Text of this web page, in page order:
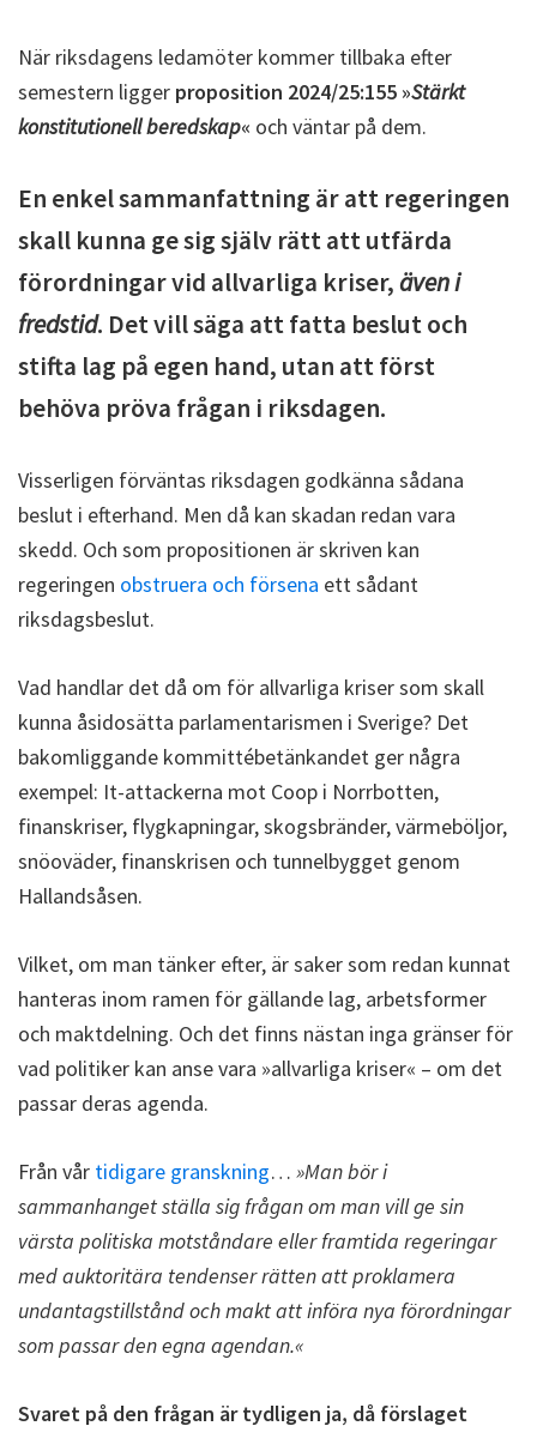
När riksdagens ledamöter kommer tillbaka efter
semestern ligger proposition 2024/25:155 »Stärkt
konstitutionell beredskap« och väntar på dem.
En enkel sammanfattning är att regeringen
skall kunna ge sig själv rätt att utfärda
förordningar vid allvarliga kriser,även i
fredstid. Det vill säga att fatta beslut och
stifta lag på egen hand, utan att först
behöva pröva frågan i riksdagen.
Visserligen förväntas riksdagen godkänna sådana
beslut i efterhand. Men då kan skadan redan vara
skedd. Och som propositionen är skriven kan
regeringen obstruera och försena ett sådant
riksdagsbeslut.
Vad handlar det då om för allvarliga kriser som skall
kunna åsidosätta parlamentarismen i Sverige? Det
bakomliggande kommittébetänkandet ger några
exempel: It-attackerna mot Coop i Norrbotten,
finanskriser, flygkapningar, skogsbränder, värmeböljor,
snöoväder, finanskrisen och tunnelbygget genom
Hallandsåsen.
Vilket, om man tänker efter, är saker som redan kunnat
hanteras inom ramen för gällande lag, arbetsformer
och maktdelning. Och det finns nästan inga gränser för
vad politiker kan anse vara »allvarliga kriser« – om det
passar deras agenda.
Från vår tidigare granskning… »Man bör i
sammanhanget ställa sig frågan om man vill ge sin
värsta politiska motståndare eller framtida regeringar
med auktoritära tendenser rätten att proklamera
undantagstillstånd och makt att införa nya förordningar
som passar den egna agendan.«
Svaret på den frågan är tydligen ja, då förslaget